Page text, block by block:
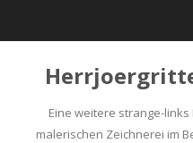
Eine weitere strange-
malerischen Zeichnerei im